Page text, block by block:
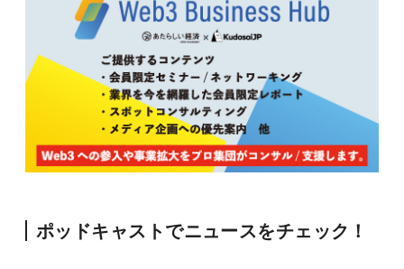
ポッドキャストでニュースをチェック！